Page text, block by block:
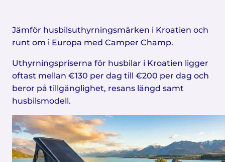
Jämför husbilsuthyrningsmärken i Kroatien och
runt om i Europa med Camper Champ.
Uthyrningspriserna för husbilar i Kroatien ligger
oftast mellan €130 per dag till €200 per dag och
beror på tillgänglighet, resans längd samt
husbilsmodell.